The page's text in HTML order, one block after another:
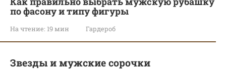
по фасону и типу фигуры
На чтение: 19 мин Гардероб
Звезды и мужские сорочки